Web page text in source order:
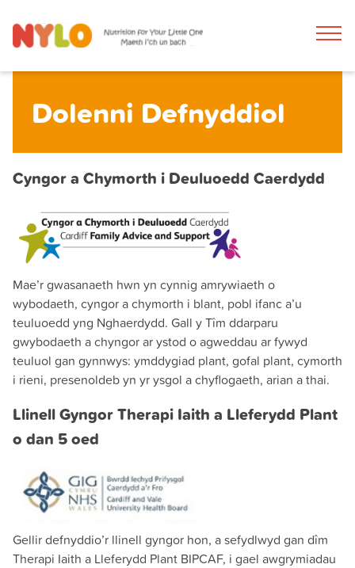
Dolenni Defnyddiol
Cyngor a Chymorth i Deuluoedd Caerdydd
Mae’r gwasanaeth hwn yn cynnig amrywiaeth o
wybodaeth, cyngor a chymorth i blant, pobl ifanc a’u
teuluoedd yng Nghaerdydd. Gall y Tîm ddarparu
gwybodaeth a chyngor ar ystod o agweddau ar fywyd
teuluol gan gynnwys: ymddygiad plant, gofal plant, cymorth
i rieni, presenoldeb yn yr ysgol a chyflogaeth, arian a thai.
Llinell Gyngor Therapi Iaith a Lleferydd Plant
o dan 5 oed
Gellir defnyddio’r llinell gyngor hon, a sefydlwyd gan dîm
Therapi Iaith a Lleferydd Plant BIPCAF, i gael awgrymiadau